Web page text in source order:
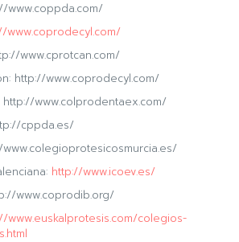
www.coppda.com/
www.coprodecyl.com/
www.cprotcan.com/
http://www.coprodecyl.com/
http://www.colprodentaex.com/
cppda.es/
www.colegioprotesicosmurcia.es/
http://www.icoev.es/
www.coprodib.org/
www.euskalprotesis.com/colegios-